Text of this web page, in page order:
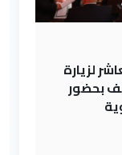
لزيارة
بحضور